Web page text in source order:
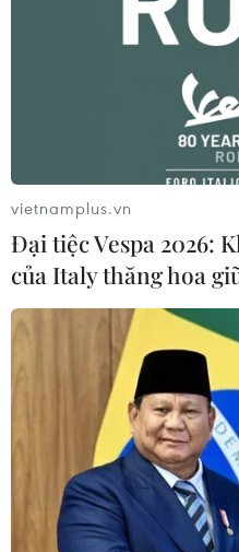
giá đóng cửa phiên gần
Trung Quốc và Mỹ
kiểm toán các
29/04/2022 13:07
vietnamplus.vn
Đại tiệc Vespa 2026:
của Italy thăng hoa